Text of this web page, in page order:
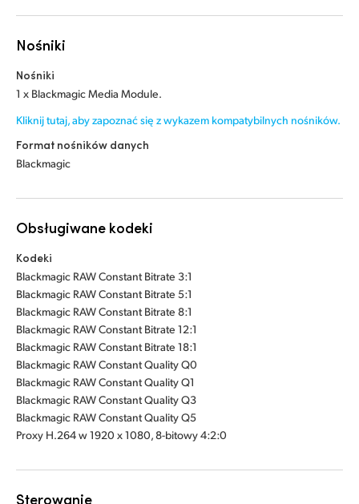
Nośniki
Nośniki
1 x Blackmagic Media Module.
Kliknij tutaj, aby zapoznać się z wykazem kompatybilnych nośników.
Format nośników danych
Blackmagic
Obsługiwane kodeki
Kodeki
Blackmagic RAW Constant Bitrate 3:1
Blackmagic RAW Constant Bitrate 5:1
Blackmagic RAW Constant Bitrate 8:1
Blackmagic RAW Constant Bitrate 12:1
Blackmagic RAW Constant Bitrate 18:1
Blackmagic RAW Constant Quality Q0
Blackmagic RAW Constant Quality Q1
Blackmagic RAW Constant Quality Q3
Blackmagic RAW Constant Quality Q5
Proxy H.264 w 1920 x 1080, 8-bitowy 4:2:0
Sterowanie